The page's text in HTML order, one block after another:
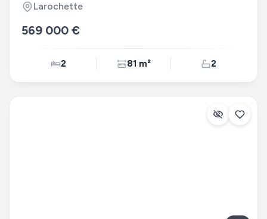
Larochette
569 000 €
2 81 m² 2